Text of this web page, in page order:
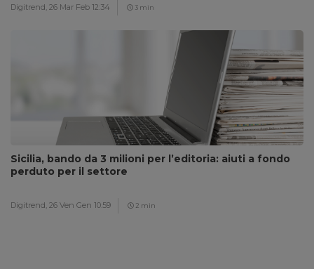
Digitrend, 26 Mar Feb 12:34 3 min
Sicilia, bando da 3 milioni per l’editoria: aiuti a fondo
perduto per il settore
Digitrend, 26 Ven Gen 10:59 2 min